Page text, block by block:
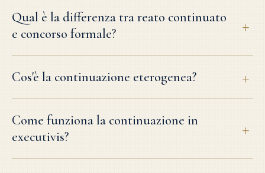
Qual è la differenza tra reato continuato
e concorso formale?
Cos'è la continuazione eterogenea?
Come funziona la continuazione in
executivis?